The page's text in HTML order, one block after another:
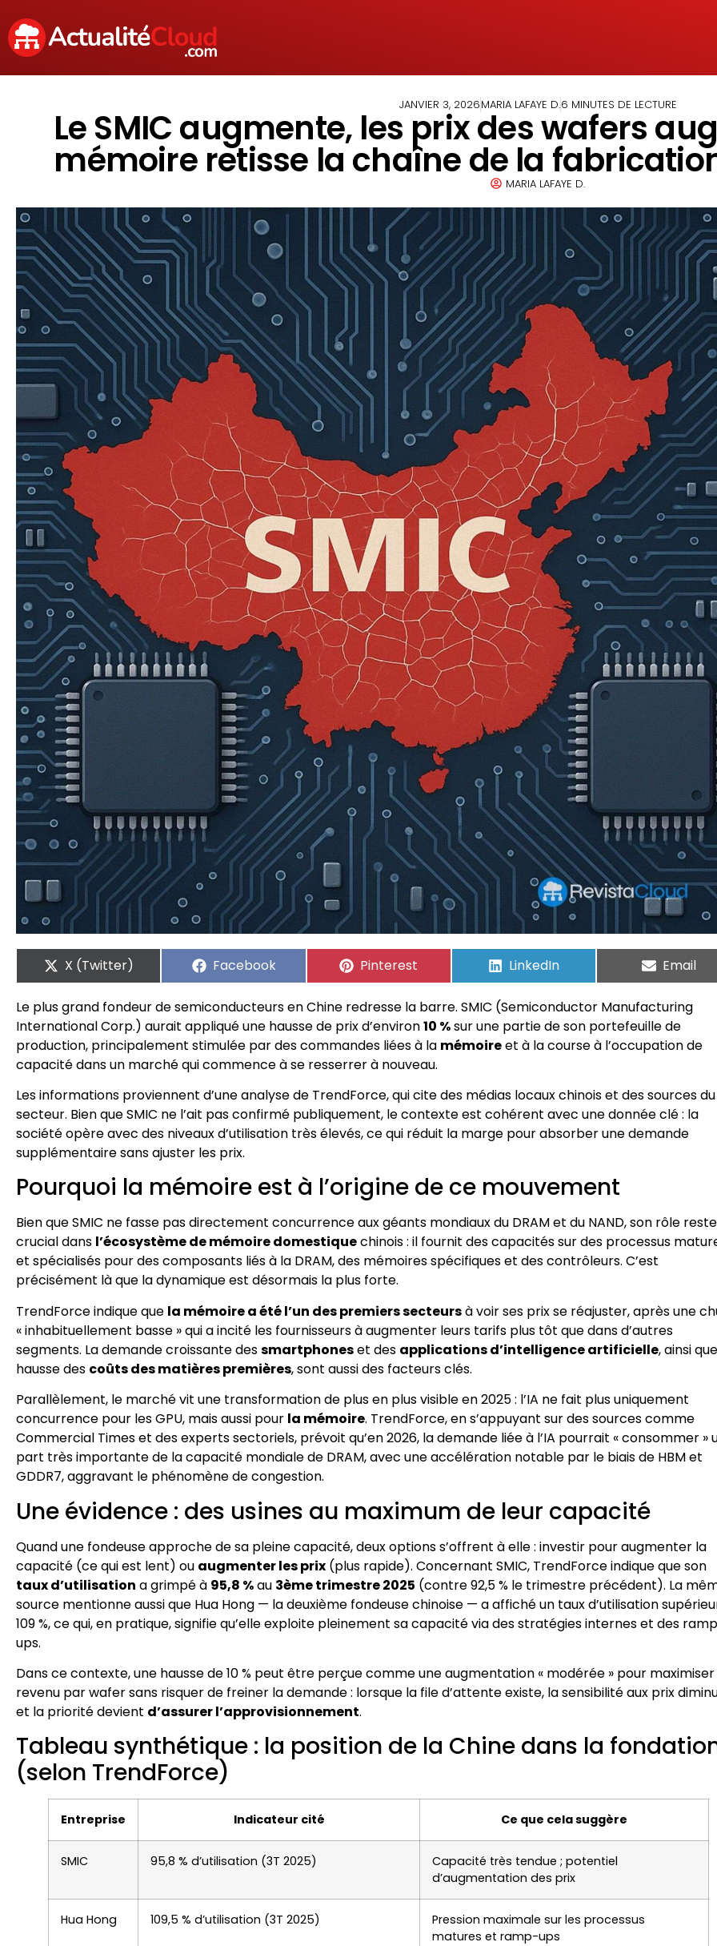
JANVIER 3, 2026MARIA LAFAYE D.6 MINUTES DE LECTURE
Le SMIC augmente, les prix des wafers
mémoire retisse la chaîne de la
MARIA LAFAYE D.
X (Twitter) Facebook Pinterest LinkedIn Email
Le plus grand fondeur de semiconducteurs en Chine redresse la barre. SMIC (Semiconductor Manufacturing
International Corp.) aurait appliqué une hausse de prix d’environ10 %sur une partie de son portefeuille de
production, principalement stimulée par des commandes liées à la mémoireet à la course à l’occupation de
capacité dans un marché qui commence à se resserrer à nouveau.
Les informations proviennent d’une analyse de TrendForce, qui cite des médias locaux chinois et des sources du
secteur. Bien que SMIC ne l’ait pas confirmé publiquement, le contexte est cohérent avec une donnée clé : la
société opère avec des niveaux d’utilisation très élevés, ce qui réduit la marge pour absorber une demande
supplémentaire sans ajuster les prix.
Pourquoi la mémoire est à l’origine de ce mouvement
Bien que SMIC ne fasse pas directement concurrence aux géants mondiaux du DRAM et du NAND, son rôle reste
crucial dans l’écosystème de mémoire domestiquechinois : il fournit des capacités sur des processus
et spécialisés pour des composants liés à la DRAM, des mémoires spécifiques et des contrôleurs. C’est
précisément là que la dynamique est désormais la plus forte.
TrendForce indique que la mémoire a été l’un des premiers secteursà voir ses prix se réajuster, après une
« inhabituellement basse » qui a incité les fournisseurs à augmenter leurs tarifs plus tôt que dans d’autres
segments. La demande croissante dessmartphoneset des applications d’intelligence artificielle, ainsi
hausse des coûts des matières premières, sont aussi des facteurs clés.
Parallèlement, le marché vit une transformation de plus en plus visible en 2025 : l’IA ne fait plus uniquement
concurrence pour les GPU, mais aussi pour la mémoire. TrendForce, en s’appuyant sur des sources comme
Commercial Times et des experts sectoriels, prévoit qu’en 2026, la demande liée à l’IA pourrait « consommer »
part très importante de la capacité mondiale de DRAM, avec une accélération notable par le biais de HBM et
GDDR7, aggravant le phénomène de congestion.
Une évidence : des usines au maximum de leur capacité
Quand une fondeuse approche de sa pleine capacité, deux options s’offrent à elle : investir pour augmenter la
capacité (ce qui est lent) ou augmenter les prix (plus rapide). Concernant SMIC, TrendForce indique que son
taux d’utilisation a grimpé à 95,8 %au 3ème trimestre 2025 (contre 92,5 % le trimestre précédent). La
source mentionne aussi que Hua Hong — la deuxième fondeuse chinoise — a affiché un taux d’utilisation
109 %, ce qui, en pratique, signifie qu’elle exploite pleinement sa capacité via des stratégies internes et des
ups.
Dans ce contexte, une hausse de 10 % peut être perçue comme une augmentation « modérée » pour
revenu par wafer sans risquer de freiner la demande : lorsque la file d’attente existe, la sensibilité aux prix
et la priorité devient d’assurer l’approvisionnement.
Tableau synthétique : la position de la Chine dans la
(selon TrendForce)
Entreprise Indicateur cité Ce que cela suggère
SMIC 95,8 % d’utilisation (3T 2025)
Capacité très tendue ; potentiel
d’augmentation des prix
Hua Hong 109,5 % d’utilisation (3T 2025)
Pression maximale sur les processus
matures et ramp-ups